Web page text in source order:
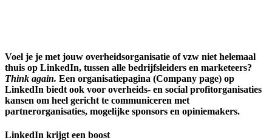
Voel je je met jouw overheidsorganisatie of vzw niet helemaal
thuis op LinkedIn, tussen alle bedrijfsleiders en marketeers?
Think again. Een organisatiepagina (Company page) op
LinkedIn biedt ook voor overheids- en social profitorganisaties
kansen om heel gericht te communiceren met
partnerorganisaties, mogelijke sponsors en opiniemakers.
LinkedIn krijgt een boost